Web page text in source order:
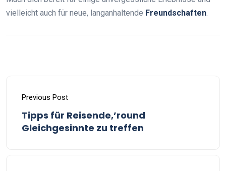
vielleicht auch für neue, langanhaltende Freundschaften.
Previous Post
Tipps für Reisende,’round
Gleichgesinnte zu treffen